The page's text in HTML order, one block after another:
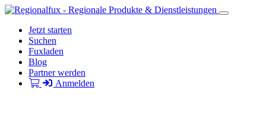
Jetzt starten
Suchen
Fuxladen
Blog
Partner werden
Anmelden